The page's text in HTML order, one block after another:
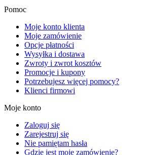
Pomoc
Moje konto klienta
Moje zamówienie
Opcje płatności
Wysyłka i dostawa
Zwroty i zwrot kosztów
Promocje i kupony
Potrzebujesz więcej pomocy?
Klienci firmowi
Moje konto
Zaloguj się
Zarejestruj się
Nie pamiętam hasła
Gdzie jest moje zamówienie?